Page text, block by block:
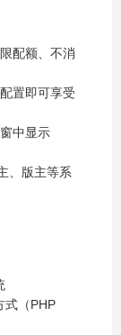
配额、不消
置即可享受
中显示
、版主等系
式（PHP